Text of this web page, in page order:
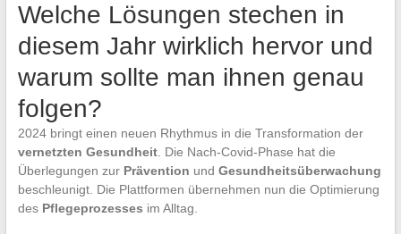
Welche Lösungen stechen in
diesem Jahr wirklich hervor und
warum sollte man ihnen genau
folgen?
2024 bringt einen neuen Rhythmus in die Transformation der
vernetzten Gesundheit. Die Nach-Covid-Phase hat die
Überlegungen zur Prävention und Gesundheitsüberwachung
beschleunigt. Die Plattformen übernehmen nun die Optimierung
des Pflegeprozesses im Alltag.